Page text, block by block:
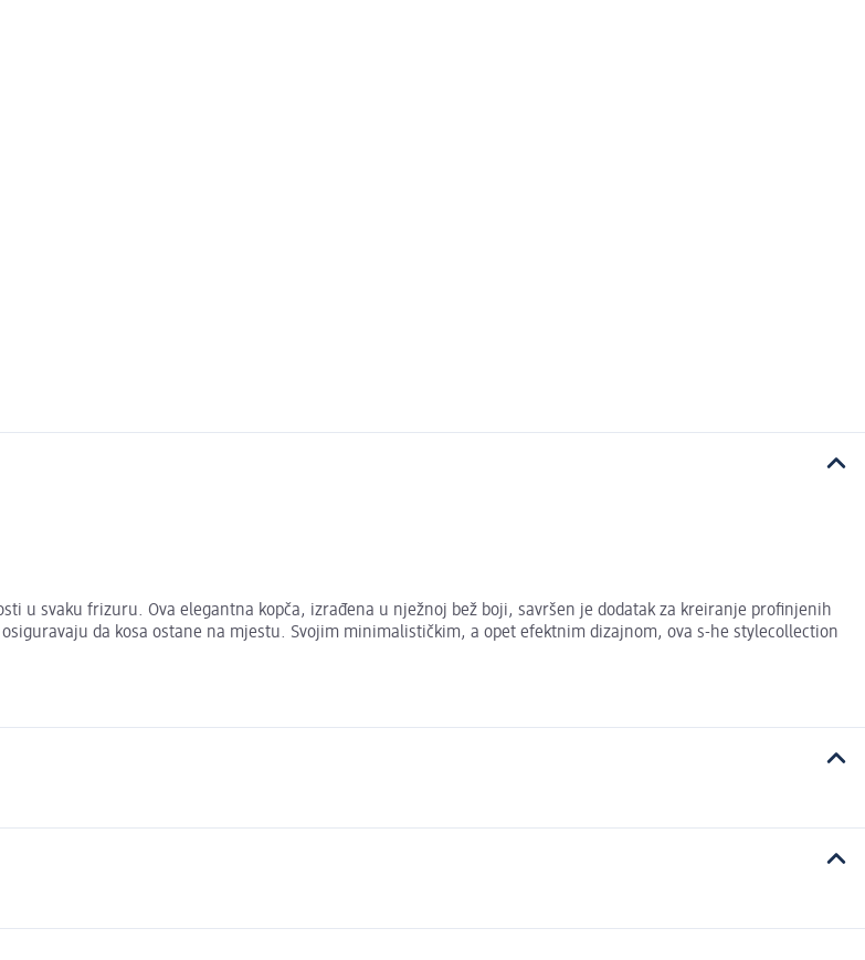
u svaku frizuru. Ova elegantna kopča, izrađena u nježnoj bež boji, savršen je dodatak za kreiranje profinjenih
da kosa ostane na mjestu. Svojim minimalističkim, a opet efektnim dizajnom, ova s-he stylecollection